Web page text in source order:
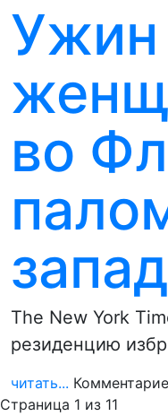
Ужин
во
The New York
резиденцию
читать...
Страница 1 из 11